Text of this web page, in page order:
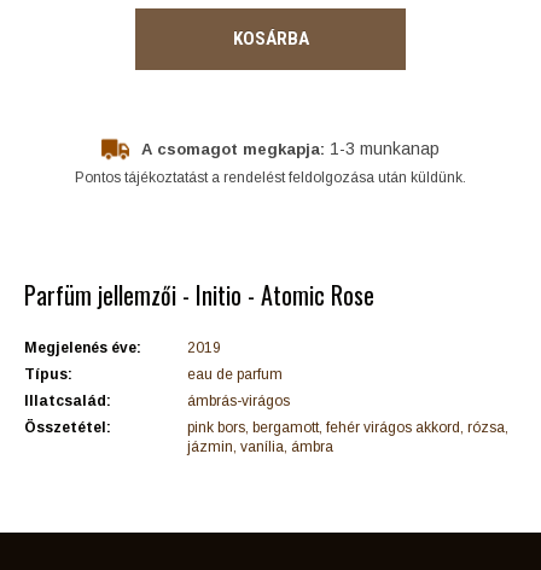
KOSÁRBA
A csomagot megkapja: 1-3 munkanap
Pontos tájékoztatást a rendelést feldolgozása után küldünk.
Parfüm jellemzői - Initio - Atomic Rose
Megjelenés éve:
2019
Típus:
eau de parfum
Illatcsalád:
ámbrás-virágos
Összetétel:
pink bors, bergamott, fehér virágos akkord, rózsa,
jázmin, vanília, ámbra